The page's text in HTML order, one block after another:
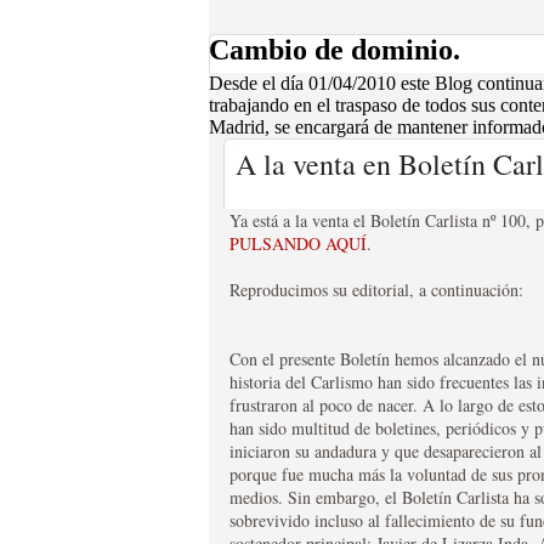
MEMORIA DE LA
LAS PROVINCIAS
EDITORIAL TRADICIÓN
Luis de Evans, adicto a la causa de Isabel “II�?,
sumergieron a las provincias vascongadas en una
aniversario. Lo más destacado es, sin duda
hasta Córdoba). El propio Evans, no puede eludir la
recorrer sin problemas toda España debido al gran
liberales encuentra numerosos problemas en
pero realmente desafectas.
ANUARIO 2008 DEL
DE MADRID
El Boletín Carlista de Madrid, con la publicación
esfuerzo que será recompensado por su público.
números del Boletín Carlista editados en el 2008.
que este volúmen en tomo único, es la única
suscrito. La segunda, es que por primera vez se
Cambio de dominio.
Desde el día 01/04/2010 este Blog
trabajando en el traspaso de todos sus
Madrid, se encargará de mantener
A la venta en Boletín
Ya está a la venta el Boletín Carlista nº 100,
PULSANDO AQUÍ.
Reproducimos su editorial, a continuación:
Con el presente Boletín hemos alcanzado el
historia del Carlismo han sido frecuentes las
frustraron al poco de nacer. A lo largo de
han sido multitud de boletines, periódicos y
iniciaron su andadura y que desaparecieron
porque fue mucha más la voluntad de sus
medios. Sin embargo, el Boletín Carlista ha
sobrevivido incluso al fallecimiento de su